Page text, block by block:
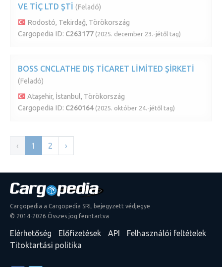
VE TİÇ LTD ŞTİ (Feladó)
Rodostó, Tekirdağ, Törökország
Cargopedia ID: C263177 (2025. december 23.-jétől tag)
BOSS CNCLATHE DIŞ TİCARET LİMİTED ŞİRKETİ
(Feladó)
Ataşehir, İstanbul, Törökország
Cargopedia ID: C260164 (2025. október 24.-jétől tag)
‹ 1 2 ›
Cargopedia a Cargopedia SRL bejegyzett védjegye
© 2014-2026 Összes jog fenntartva
Elérhetőség Előfizetések API
Felhasználói feltételek
Titoktartási politika